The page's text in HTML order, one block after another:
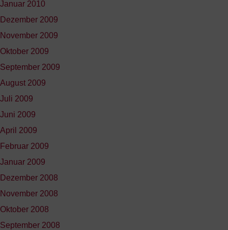
Januar 2010
Dezember 2009
November 2009
Oktober 2009
September 2009
August 2009
Juli 2009
Juni 2009
April 2009
Februar 2009
Januar 2009
Dezember 2008
November 2008
Oktober 2008
September 2008